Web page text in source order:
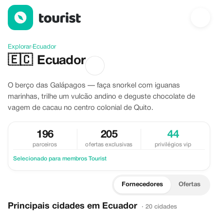
Descubra Ecuador
Explorar›Ecuador
🇪🇨 Ecuador
O berço das Galápagos — faça snorkel com iguanas
marinhas, trilhe um vulcão andino e deguste chocolate de
vagem de cacau no centro colonial de Quito.
196
parceiros
205
ofertas exclusivas
44
privilégios vip
Selecionado para membros Tourist
Fornecedores Ofertas
Principais cidades em Ecuador · 20 cidades